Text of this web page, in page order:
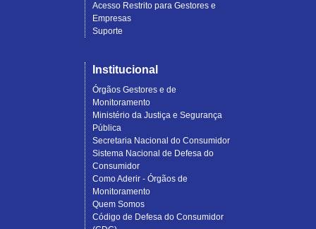
Acesso Restrito para Gestores e
Empresas
Suporte
Institucional
Órgãos Gestores e de
Monitoramento
Ministério da Justiça e Segurança
Pública
Secretaria Nacional do Consumidor
Sistema Nacional de Defesa do
Consumidor
Como Aderir - Órgãos de
Monitoramento
Quem Somos
Código de Defesa do Consumidor